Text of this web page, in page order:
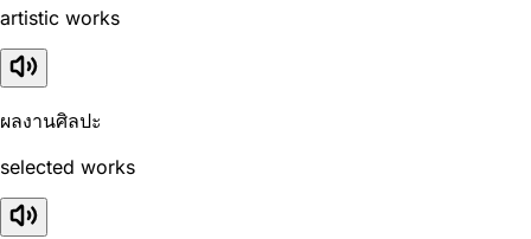
artistic works
ผลงานศิลปะ
selected works